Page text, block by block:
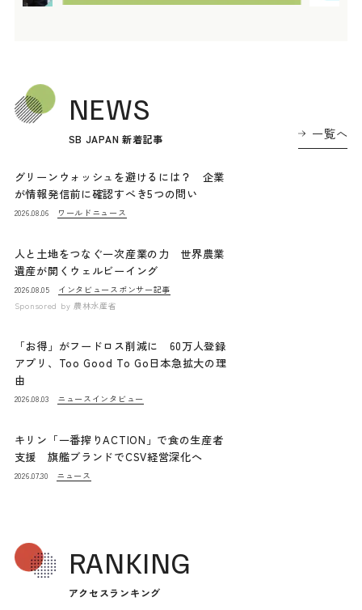
NEWS
SB JAPAN 新着記事 一覧へ
グリーンウォッシュを避けるには？ 企業
が情報発信前に確認すべき5つの問い
2026.08.06 ワールドニュース
人と土地をつなぐ一次産業の力 世界農業
遺産が開くウェルビーイング
2026.08.05 インタビュー スポンサー記事
Sponsored by 農林水産省
「お得」がフードロス削減に 60万人登録
アプリ、Too Good To Go日本急拡大の理
由
2026.08.03 ニュース インタビュー
キリン「一番搾りACTION」で食の生産者
支援 旗艦ブランドでCSV経営深化へ
2026.07.30 ニュース
RANKING
アクセスランキング